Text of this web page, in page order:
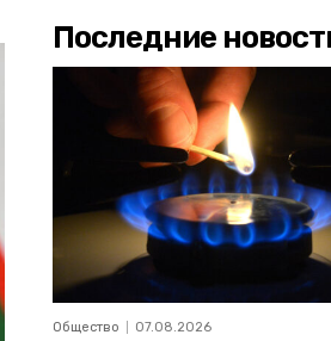
Последние
Общество 07.08.2026